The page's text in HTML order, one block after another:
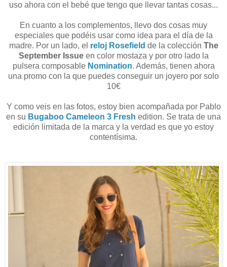
uso ahora con el bebé que tengo que llevar tantas cosas...
En cuanto a los complementos, llevo dos cosas muy
especiales que podéis usar como idea para el día de la
madre. Por un lado, el reloj Rosefield de la colección The
September Issueen color mostaza y por otro lado la
pulsera composableNomination. Además, tienen ahora
una promo con la que puedes conseguir un joyero por solo
10€
Y como veis en las fotos, estoy bien acompañada por Pablo
en su Bugaboo Cameleon 3 Fresh edition. Se trata de una
edición limitada de la marca y la verdad es que yo estoy
contentísima.